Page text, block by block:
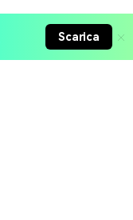
Scarica